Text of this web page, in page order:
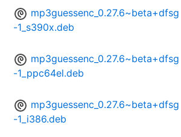
mp3guessenc_0.27.6~beta+dfsg
-1_s390x.deb
mp3guessenc_0.27.6~beta+dfsg
-1_ppc64el.deb
mp3guessenc_0.27.6~beta+dfsg
-1_i386.deb